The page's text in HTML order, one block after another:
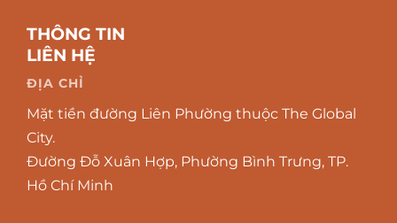
THÔNG TIN
LIÊN HỆ
ĐỊA CHỈ
Mặt tiền đường Liên Phường thuộc The Global
City.
Đường Đỗ Xuân Hợp, Phường Bình Trưng, TP.
Hồ Chí Minh